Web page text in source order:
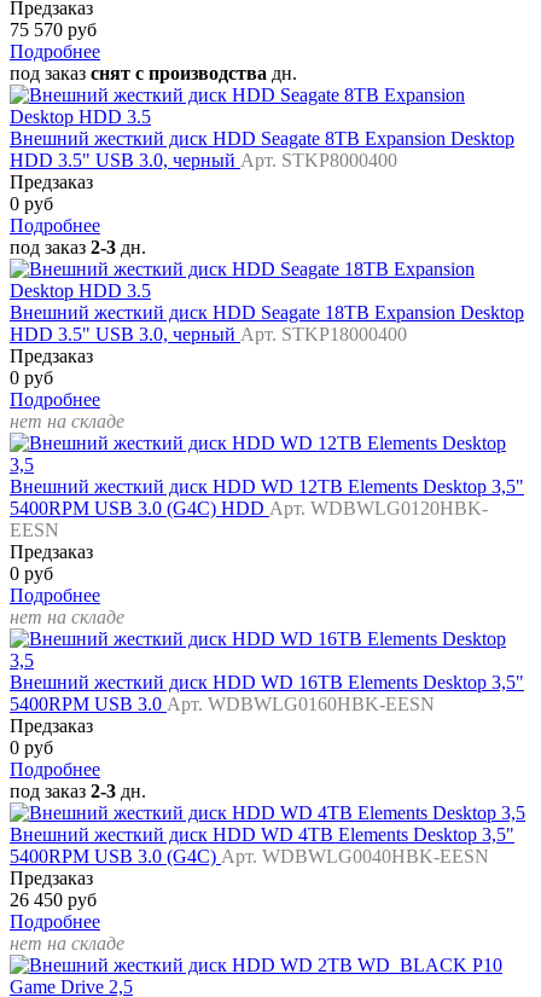
Предзаказ
75 570 руб
Подробнее
под заказ снят с производства дн.
Внешний жесткий диск HDD Seagate 8TB Expansion Desktop
HDD 3.5" USB 3.0, черный Арт. STKP8000400
Предзаказ
0 руб
Подробнее
под заказ 2-3 дн.
Внешний жесткий диск HDD Seagate 18TB Expansion Desktop
HDD 3.5" USB 3.0, черный Арт. STKP18000400
Предзаказ
0 руб
Подробнее
нет на складе
Внешний жесткий диск HDD WD 12TB Elements Desktop 3,5"
5400RPM USB 3.0 (G4C) HDD Арт. WDBWLG0120HBK-
EESN
Предзаказ
0 руб
Подробнее
нет на складе
Внешний жесткий диск HDD WD 16TB Elements Desktop 3,5"
5400RPM USB 3.0 Арт. WDBWLG0160HBK-EESN
Предзаказ
0 руб
Подробнее
под заказ 2-3 дн.
Внешний жесткий диск HDD WD 4TB Elements Desktop 3,5"
5400RPM USB 3.0 (G4C) Арт. WDBWLG0040HBK-EESN
Предзаказ
26 450 руб
Подробнее
нет на складе